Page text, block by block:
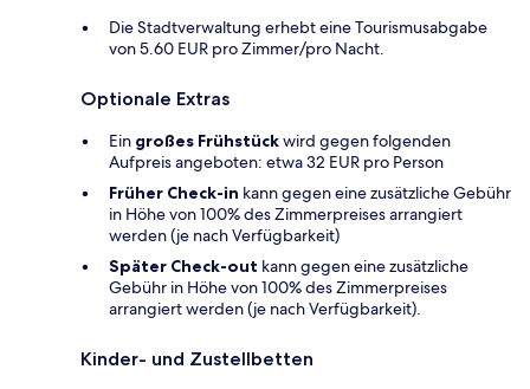
Die Stadtverwaltung erhebt eine Tourismusabgabe
von 5.60 EUR pro Zimmer/pro Nacht.
Optionale Extras
Ein großes Frühstückwird gegen folgenden
Aufpreis angeboten: etwa 32 EUR pro Person
Früher Check-in kann gegen eine zusätzliche Gebühr
in Höhe von 100% des Zimmerpreises arrangiert
werden (je nach Verfügbarkeit)
Später Check-out kann gegen eine zusätzliche
Gebühr in Höhe von 100% des Zimmerpreises
arrangiert werden (je nach Verfügbarkeit).
Kinder- und Zustellbetten